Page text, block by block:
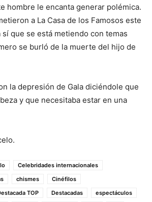
hombre le encanta generar polémica.
a La Casa de los Famosos este
que se está metiendo con temas
se burló de la muerte del hijo de
la depresión de Gala diciéndole que
y que necesitaba estar en una
Celebridades internacionales
chismes
Cinéfilos
TOP Destacadas
espectáculos